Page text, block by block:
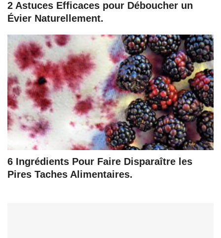
2 Astuces Efficaces pour Déboucher un
Évier Naturellement.
6 Ingrédients Pour Faire Disparaître les
Pires Taches Alimentaires.